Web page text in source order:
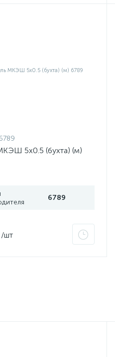
5х0.5 (бухта) (м)
6789
/шт